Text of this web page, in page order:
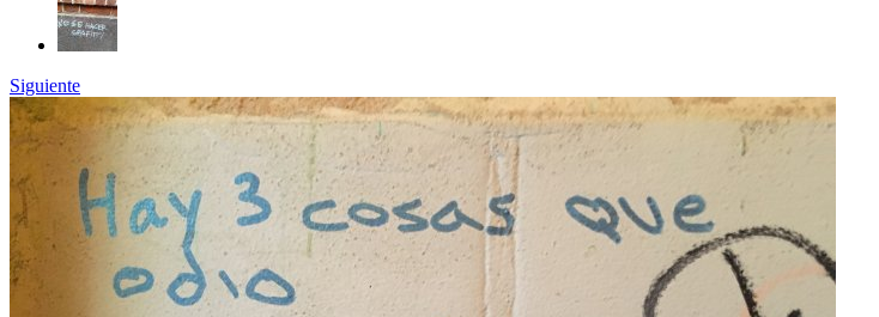
Siguiente